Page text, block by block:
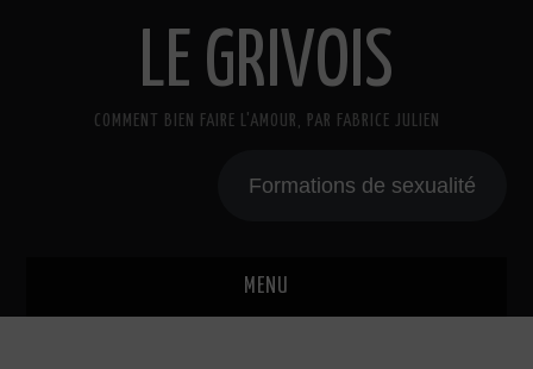
LE GRIVOIS
COMMENT BIEN FAIRE L'AMOUR, PAR FABRICE JULIEN
Formations de sexualité
MENU